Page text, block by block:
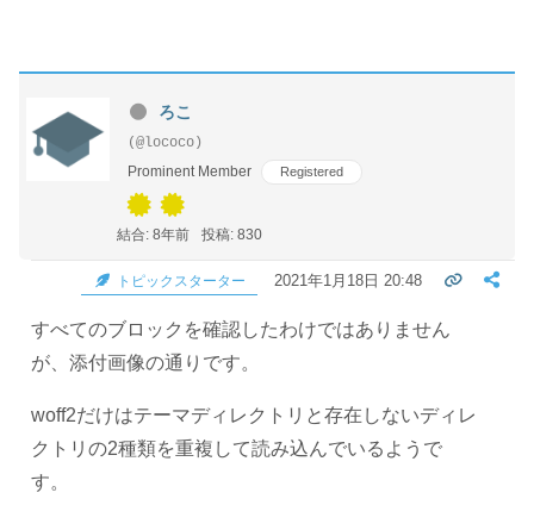
ろこ
(@lococo)
Prominent Member
Registered
結合: 8年前 投稿: 830
トピックスターター 2021年1月18日 20:48
すべてのブロックを確認したわけではありません
が、添付画像の通りです。
woff2だけはテーマディレクトリと存在しないディレ
クトリの2種類を重複して読み込んでいるようで
す。